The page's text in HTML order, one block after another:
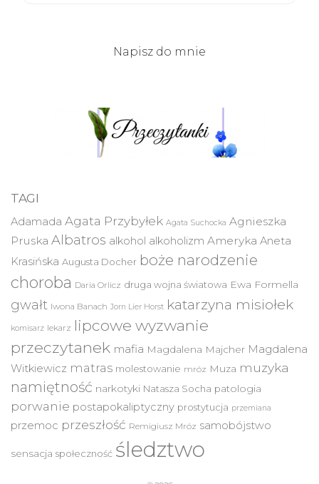
Napisz do mnie
TAGI
Adamada Agata Przybyłek Agata Suchocka Agnieszka
Pruska Albatros alkohol alkoholizm Ameryka Aneta
Krasińska Augusta Docher boże narodzenie
choroba Daria Orlicz druga wojna światowa Ewa Formella
gwałt Iwona Banach Jorn Lier Horst katarzyna misiołek
komisarz lekarz lipcowe wyzwanie
przeczytanek mafia Magdalena Majcher Magdalena
Witkiewicz matras molestowanie mróz Muza muzyka
namiętność narkotyki Natasza Socha patologia
porwanie postapokaliptyczny prostytucja przemiana
przemoc przeszłość Remigiusz Mróz samobójstwo
sensacja społeczność śledztwo